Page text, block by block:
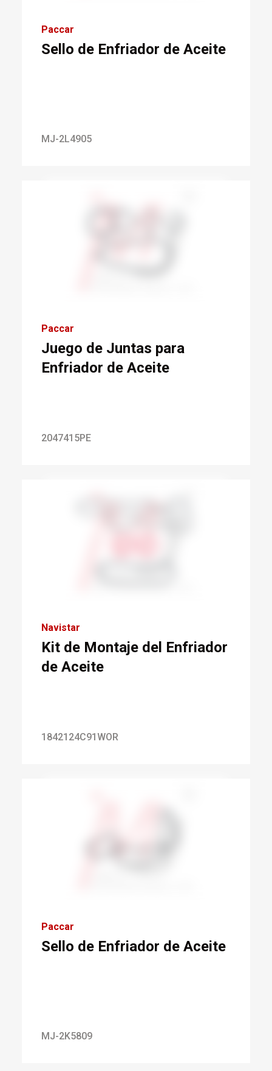
Paccar
Sello de Enfriador de Aceite
MJ-2L4905
Paccar
Juego de Juntas para
Enfriador de Aceite
2047415PE
Navistar
Kit de Montaje del Enfriador
de Aceite
1842124C91WOR
Paccar
Sello de Enfriador de Aceite
MJ-2K5809